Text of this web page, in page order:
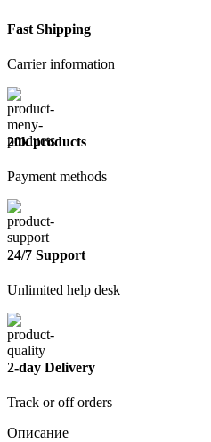
XXI,
25
Fast Shipping
Carrier information
20k products
Payment methods
24/7 Support
Unlimited help desk
2-day Delivery
Track or off orders
Описание